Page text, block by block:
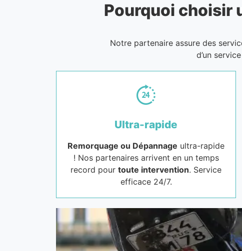
Pourquoi choisir
Notre partenaire assure des
d’un
Ultra-rapide
Remorquage ou Dépannage ultra-rapide
! Nos partenaires arrivent en un temps
record pour toute intervention. Service
efficace 24/7.